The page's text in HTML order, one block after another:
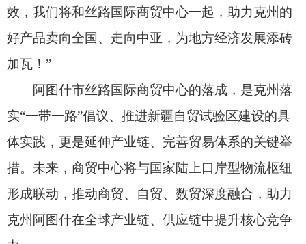
易中心不只是阿图什市的核心贸易载体，更是辐射
整个克州、联动喀什协同发展的重要平台。我们计
划在未来三到五年内，将其打造成为南疆地区业态
据悉，阿图什市丝路国际商贸中心将持续优化
运营服务，依托克州阿图什招商引资平台的政策优
势，为入驻企业提供税收减免、审批提速等全方位
支持。这座崛起于丝路之上的商贸新地标，必将成
为汇聚人流、物流、资金流、信息流的“黄金枢